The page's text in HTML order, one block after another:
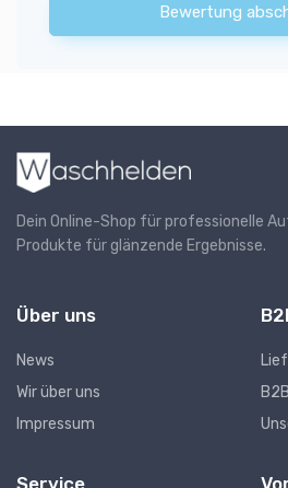
Bewertung
Dein Online-Shop für professionelle
Produkte für glänzende Ergebnisse.
Über uns
News
Wir über uns
Impressum
Service